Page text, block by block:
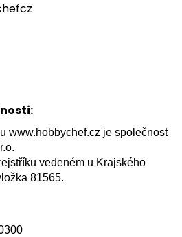
www.hobbychef.cz je společnost
vedeném u Krajského
81565.